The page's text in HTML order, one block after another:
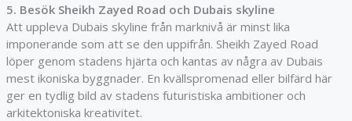
5. Besök Sheikh Zayed Road och Dubais skyline
Att uppleva Dubais skyline från marknivå är minst lika
imponerande som att se den uppifrån. Sheikh Zayed Road
löper genom stadens hjärta och kantas av några av Dubais
mest ikoniska byggnader. En kvällspromenad eller bilfärd här
ger en tydlig bild av stadens futuristiska ambitioner och
arkitektoniska kreativitet.